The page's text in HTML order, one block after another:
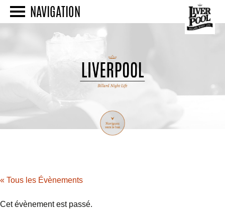
NAVIGATION
« Tous les Évènements
Cet évènement est passé.